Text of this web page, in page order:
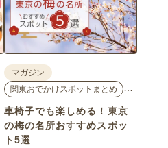
マガジン
関東おでかけスポットまとめ
…
車椅子でも楽しめる！東京
の梅の名所おすすめスポッ
ト5選